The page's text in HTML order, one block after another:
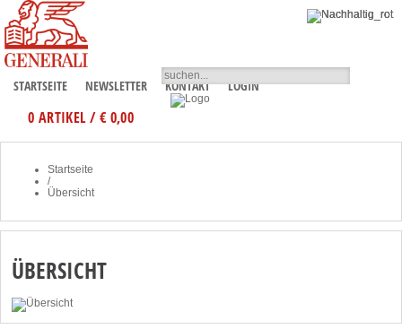
STARTSEITE NEWSLETTER KONTAKT LOGIN
0 ARTIKEL / € 0,00
Startseite
/
Übersicht
ÜBERSICHT